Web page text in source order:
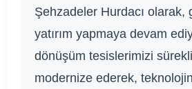
Şehzadeler Hurdacı olarak,
yatırım yapmaya devam
dönüşüm tesislerimizi
modernize ederek,